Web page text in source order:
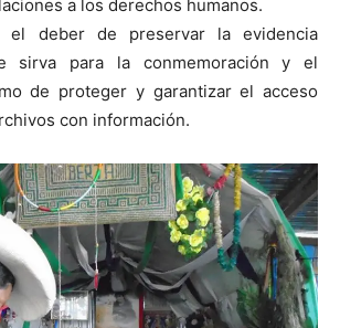
a los derechos humanos.
el deber de preservar la evidencia
sirva para la conmemoración y el
de proteger y garantizar el acceso
con información.